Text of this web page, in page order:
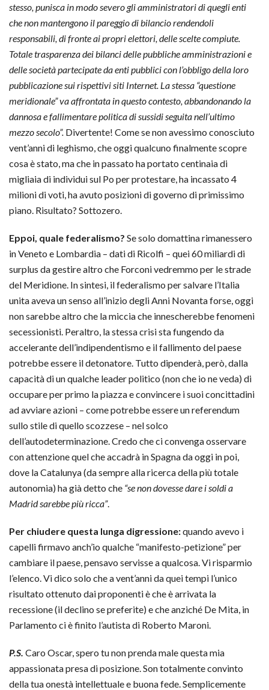
stesso, punisca in modo severo gli amministratori di quegli enti
che non mantengono il pareggio di bilancio rendendoli
responsabili, di fronte ai propri elettori, delle scelte compiute.
Totale trasparenza dei bilanci delle pubbliche amministrazioni e
delle società partecipate da enti pubblici con l’obbligo della loro
pubblicazione sui rispettivi siti Internet. La stessa “questione
meridionale” va affrontata in questo contesto, abbandonando la
dannosa e fallimentare politica di sussidi seguita nell’ultimo
mezzo secolo”. Divertente! Come se non avessimo conosciuto
vent’anni di leghismo, che oggi qualcuno finalmente scopre
cosa è stato, ma che in passato ha portato centinaia di
migliaia di individui sul Po per protestare, ha incassato 4
milioni di voti, ha avuto posizioni di governo di primissimo
piano. Risultato? Sottozero.
Eppoi, quale federalismo? Se solo domattina rimanessero
in Veneto e Lombardia – dati di Ricolfi – quei 60 miliardi di
surplus da gestire altro che Forconi vedremmo per le strade
del Meridione. In sintesi, il federalismo per salvare l’Italia
unita aveva un senso all’inizio degli Anni Novanta forse, oggi
non sarebbe altro che la miccia che innescherebbe fenomeni
secessionisti. Peraltro, la stessa crisi sta fungendo da
accelerante dell’indipendentismo e il fallimento del paese
potrebbe essere il detonatore. Tutto dipenderà, però, dalla
capacità di un qualche leader politico (non che io ne veda) di
occupare per primo la piazza e convincere i suoi concittadini
ad avviare azioni – come potrebbe essere un referendum
sullo stile di quello scozzese – nel solco
dell’autodeterminazione. Credo che ci convenga osservare
con attenzione quel che accadrà in Spagna da oggi in poi,
dove la Catalunya (da sempre alla ricerca della più totale
autonomia) ha già detto che “se non dovesse dare i soldi a
Madrid sarebbe più ricca”.
Per chiudere questa lunga digressione:quando avevo i
capelli firmavo anch’io qualche “manifesto-petizione” per
cambiare il paese, pensavo servisse a qualcosa. Vi risparmio
l’elenco. Vi dico solo che a vent’anni da quei tempi l’unico
risultato ottenuto dai proponenti è che è arrivata la
recessione (il declino se preferite) e che anziché De Mita, in
Parlamento ci è finito l’autista di Roberto Maroni.
P.S. Caro Oscar, spero tu non prenda male questa mia
appassionata presa di posizione. Son totalmente convinto
della tua onestà intellettuale e buona fede. Semplicemente